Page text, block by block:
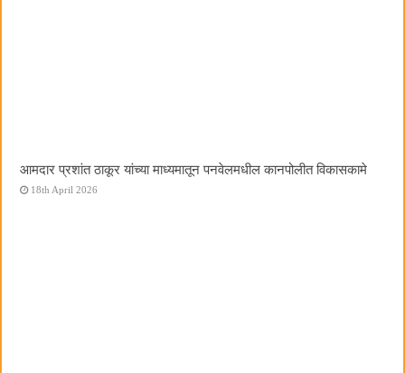
आमदार प्रशांत ठाकूर यांच्या माध्यमातून पनवेलमधील कानपोलीत विकासकामे
18th April 2026